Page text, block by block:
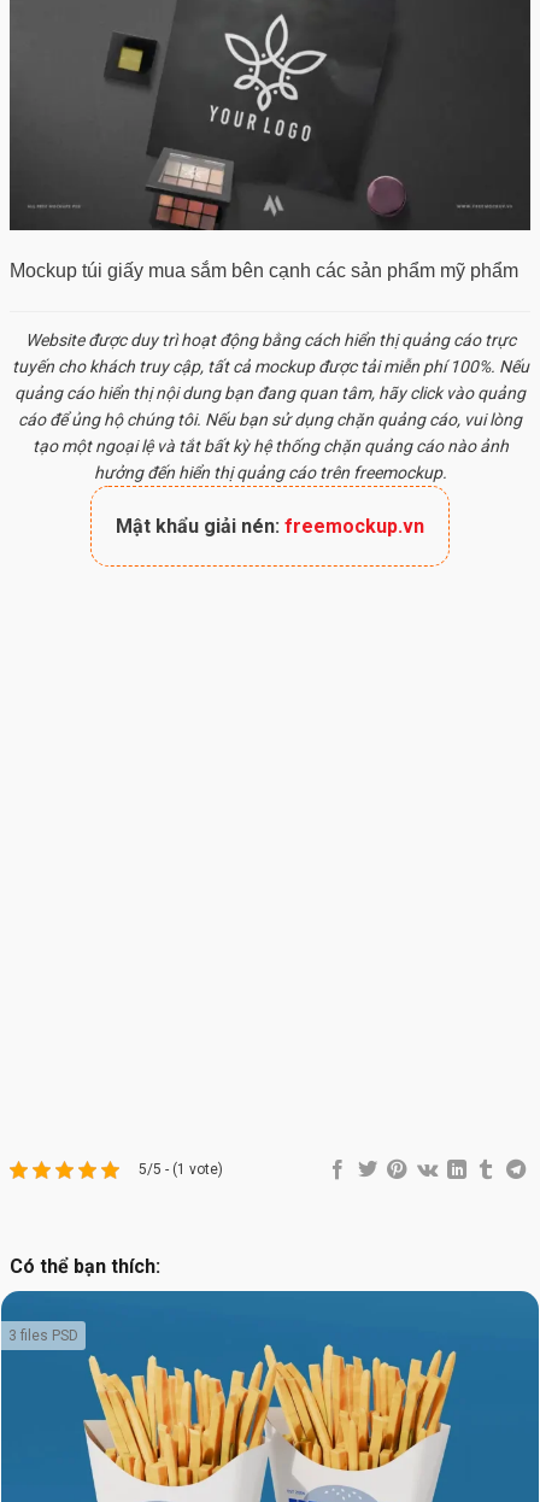
Mockup túi giấy mua sắm bên cạnh các sản phẩm mỹ phẩm
Website được duy trì hoạt động bằng cách hiển thị quảng cáo trực
tuyến cho khách truy cập, tất cả mockupđược tải miễn phí 100%. Nếu
quảng cáo hiển thị nội dung bạn đang quan tâm, hãy click vào quảng
cáo để ủng hộ chúng tôi. Nếu bạn sử dụng chặn quảng cáo, vui lòng
tạo một ngoại lệ và tắt bất kỳ hệ thống chặn quảng cáo nào ảnh
hưởng đến hiển thị quảng cáo trên freemockup.
Mật khẩu giải nén: freemockup.vn
5/5 - (1 vote)
Có thể bạn thích:
3 files PSD